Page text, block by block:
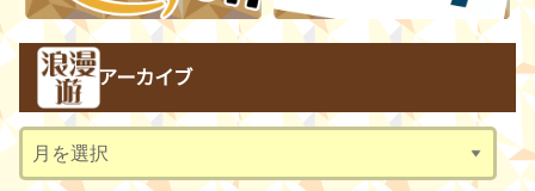
アーカイブ
ー